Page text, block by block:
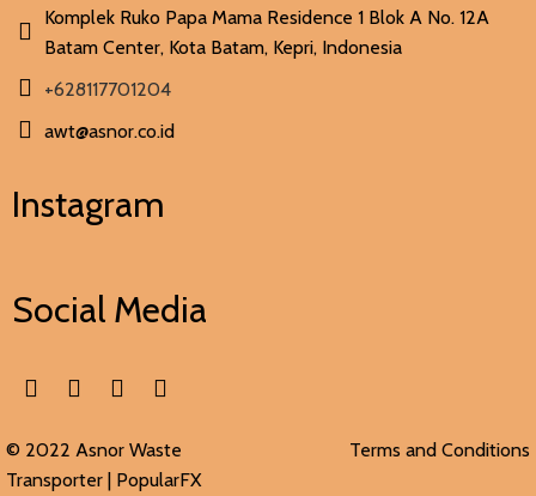
Komplek Ruko Papa Mama Residence 1 Blok A No. 12A
Batam Center, Kota Batam, Kepri, Indonesia
+628117701204
awt@asnor.co.id
Instagram
Social Media
© 2022 Asnor Waste
Transporter | PopularFX
Terms and Conditions